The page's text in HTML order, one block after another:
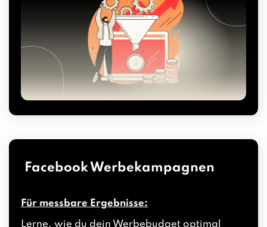
Facebook Werbekampagnen
Für messbare Ergebnisse:
Lerne, wie du dein Werbebudget optimal